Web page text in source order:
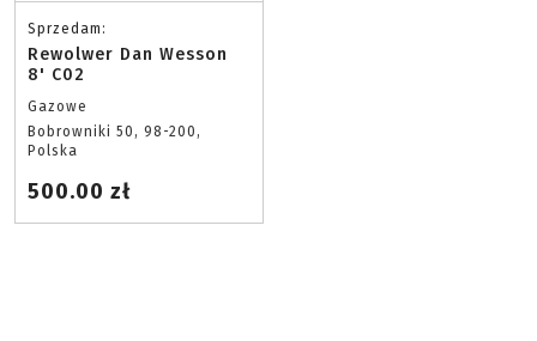
Sprzedam:
Rewolwer Dan Wesson
8' C02
Gazowe
Bobrowniki 50, 98-200,
Polska
500.00 zł